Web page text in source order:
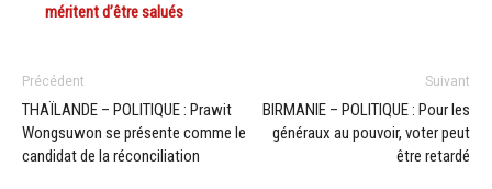
méritent d’être salués
Précédent
THAÏLANDE – POLITIQUE : Prawit
Wongsuwon se présente comme le
candidat de la réconciliation
Suivant
BIRMANIE – POLITIQUE : Pour les
généraux au pouvoir, voter peut
être retardé